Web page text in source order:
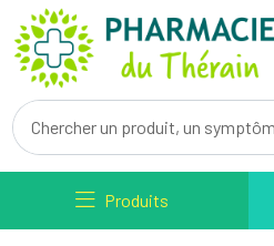
Produits